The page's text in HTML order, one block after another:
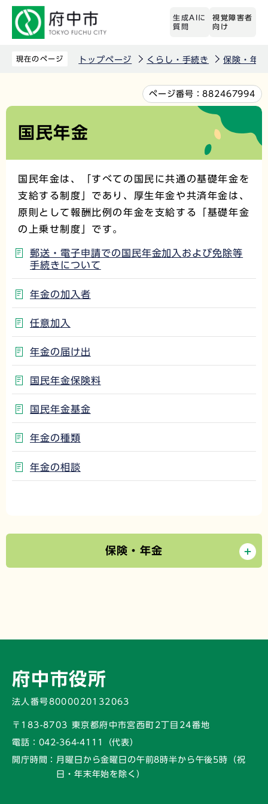
先
す
生成AIに
質問
視覚障害者
向け
現在のページ トップページ くらし・手続き 保険・年金
文
か
ページ番号：882467994
国民年金
国民年金は、「すべての国民に共通の基礎年金を
支給する制度」であり、厚生年金や共済年金は、
原則として報酬比例の年金を支給する「基礎年金
の上乗せ制度」です。
郵送・電子申請での国民年金加入および免除等
手続きについて
年金の加入者
任意加入
年金の届け出
国民年金保険料
国民年金基金
年金の種類
年金の相談
保険・年金
府中市役所
法人番号8000020132063
〒183-8703 東京都府中市宮西町2丁目24番地
電話： 042-364-4111（代表）
開庁時間： 月曜日から金曜日の午前8時半から午後5時 （祝
日・年末年始を除く）